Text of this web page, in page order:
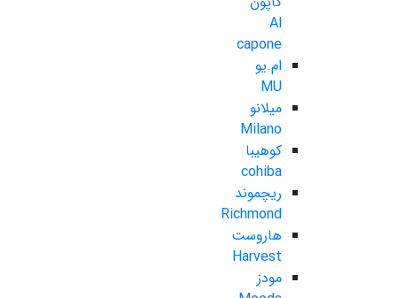
Al
capone
ام.یو
MU
میلانو
Milano
کوهیبا
cohiba
ریچموند
Richmond
هاروست
Harvest
مودز